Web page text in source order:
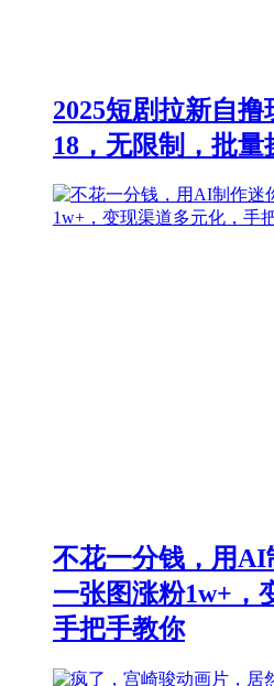
2025短剧拉新自
18，无限制，批
不花一分钱，用AI
一张图涨粉1w+，
手把手教你